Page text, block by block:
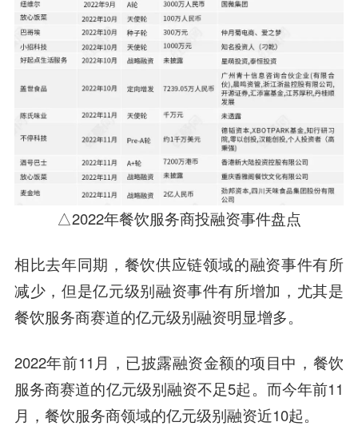
△2022年餐饮服务商投融资事件盘点
相比去年同期，餐饮供应链领域的融资事件有所
减少，但是亿元级别融资事件有所增加，尤其是
餐饮服务商赛道的亿元级别融资明显增多。
2022年前11月，已披露融资金额的项目中，餐饮
服务商赛道的亿元级别融资不足5起。而今年前11
月，餐饮服务商领域的亿元级别融资近10起。